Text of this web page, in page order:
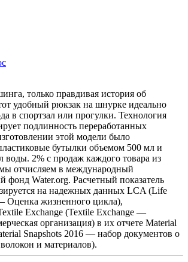
только правдивая история об
удобный рюкзак на шнурке идеально
в спортзал или прогулки. Технология
подлинность переработанных
этой модели было
бутылки объемом 500 мл и
воды. 2% с продаж каждого товара из
отчисляем в международный
фонд Water.org. Расчетный показатель
на надежных данных LCA (Life
Оценка жизненного цикла),
Exchange (Textile Exchange —
организация) в их отчете Material
Snapshots 2016 — набор документов о
и материалов).